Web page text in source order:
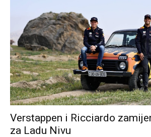
Verstappen i Ricciardo
za Ladu Nivu